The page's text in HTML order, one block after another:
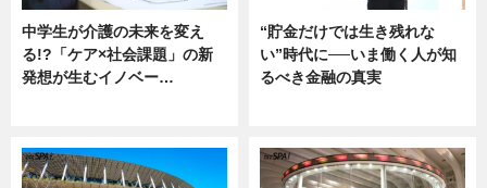
中学生が介護の未来を変え
る!?「ケア×社会課題」の新
発想が生むイノベー…
“貯金だけでは生き残れな
い”時代に──いま働く人が知
るべき金融の真実